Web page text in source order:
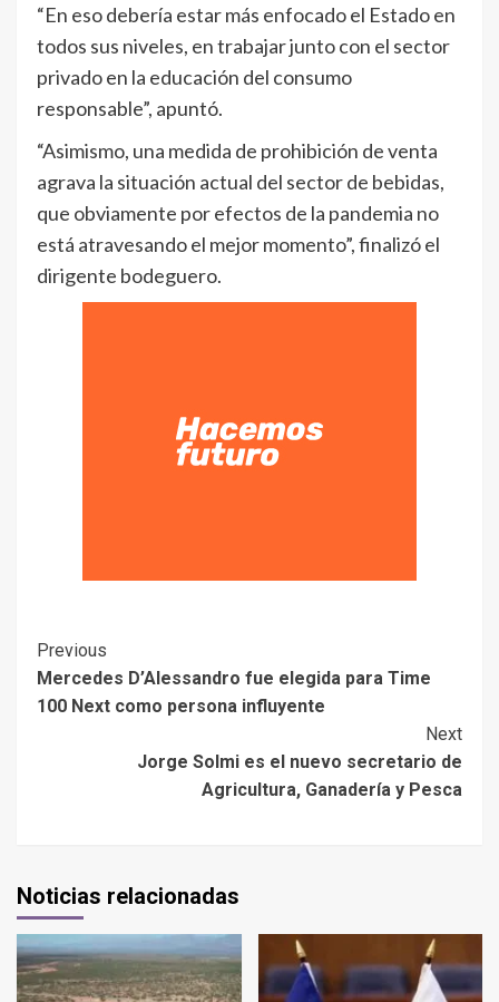
“En eso debería estar más enfocado el Estado en
todos sus niveles, en trabajar junto con el sector
privado en la educación del consumo
responsable”, apuntó.
“Asimismo, una medida de prohibición de venta
agrava la situación actual del sector de bebidas,
que obviamente por efectos de la pandemia no
está atravesando el mejor momento”, finalizó el
dirigente bodeguero.
Previous
Mercedes D’Alessandro fue elegida para Time
100 Next como persona influyente
Next
Jorge Solmi es el nuevo secretario de
Agricultura, Ganadería y Pesca
Noticias relacionadas